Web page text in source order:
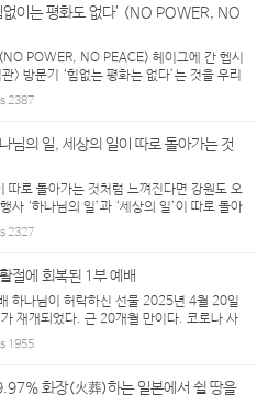
없이는 평화도 없다’ (NO POWER, NO
POWER, NO PEACE) 헤이그에 간 헵시
> 방문기 ‘힘없는 평화는 없다’는 것을 우리
보여 준 사례 가운데 하나로 1907년 네덜
2차 만국평화...
2387
님의 일, 세상의 일이 따로 돌아가는 것
따로 돌아가는 것처럼 느껴진다면 강원도 오
사 ‘하나님의 일’과 ‘세상의 일’이 따로 돌아
다. 세상사가 이해되지 않을 때, 하나님은
관여...
2327
절에 회복된 1부 예배
하나님이 허락하신 선물 2025년 4월 20일
재개되었다. 근 20개월 만이다. 코로나 사
되었으나 교회의 사정으로 다시 중단됐었
, 지방으...
1955
화장(火葬)하는 일본에서 쉴 땅을